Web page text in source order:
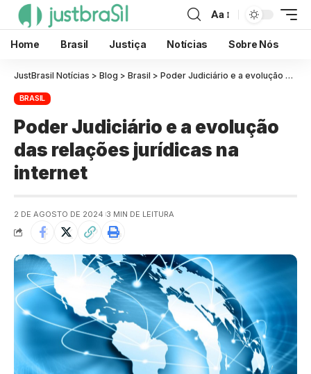
Aa
Home Brasil Justiça Notícias Sobre Nós
JustBrasil Notícias > Blog > Brasil > Poder Judiciário e a evolução das relações jurídicas na internet
BRASIL
Poder Judiciário e a evolução
das relações jurídicas na
internet
2 DE AGOSTO DE 2024 3 MIN DE LEITURA